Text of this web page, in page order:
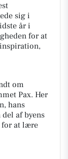
sig i
år i
for at
om
Pax. Her
hans
af byens
for at lære